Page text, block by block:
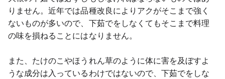
りません。近年では品種改良によりアクがそこまで強く
ないものが多いので、下茹でをしなくてもそこまで料理
の味を損ねることにはなりません。
また、たけのこやほうれん草のように体に害を及ぼすよ
うな成分は入っているわけではないので、下茹でをしな